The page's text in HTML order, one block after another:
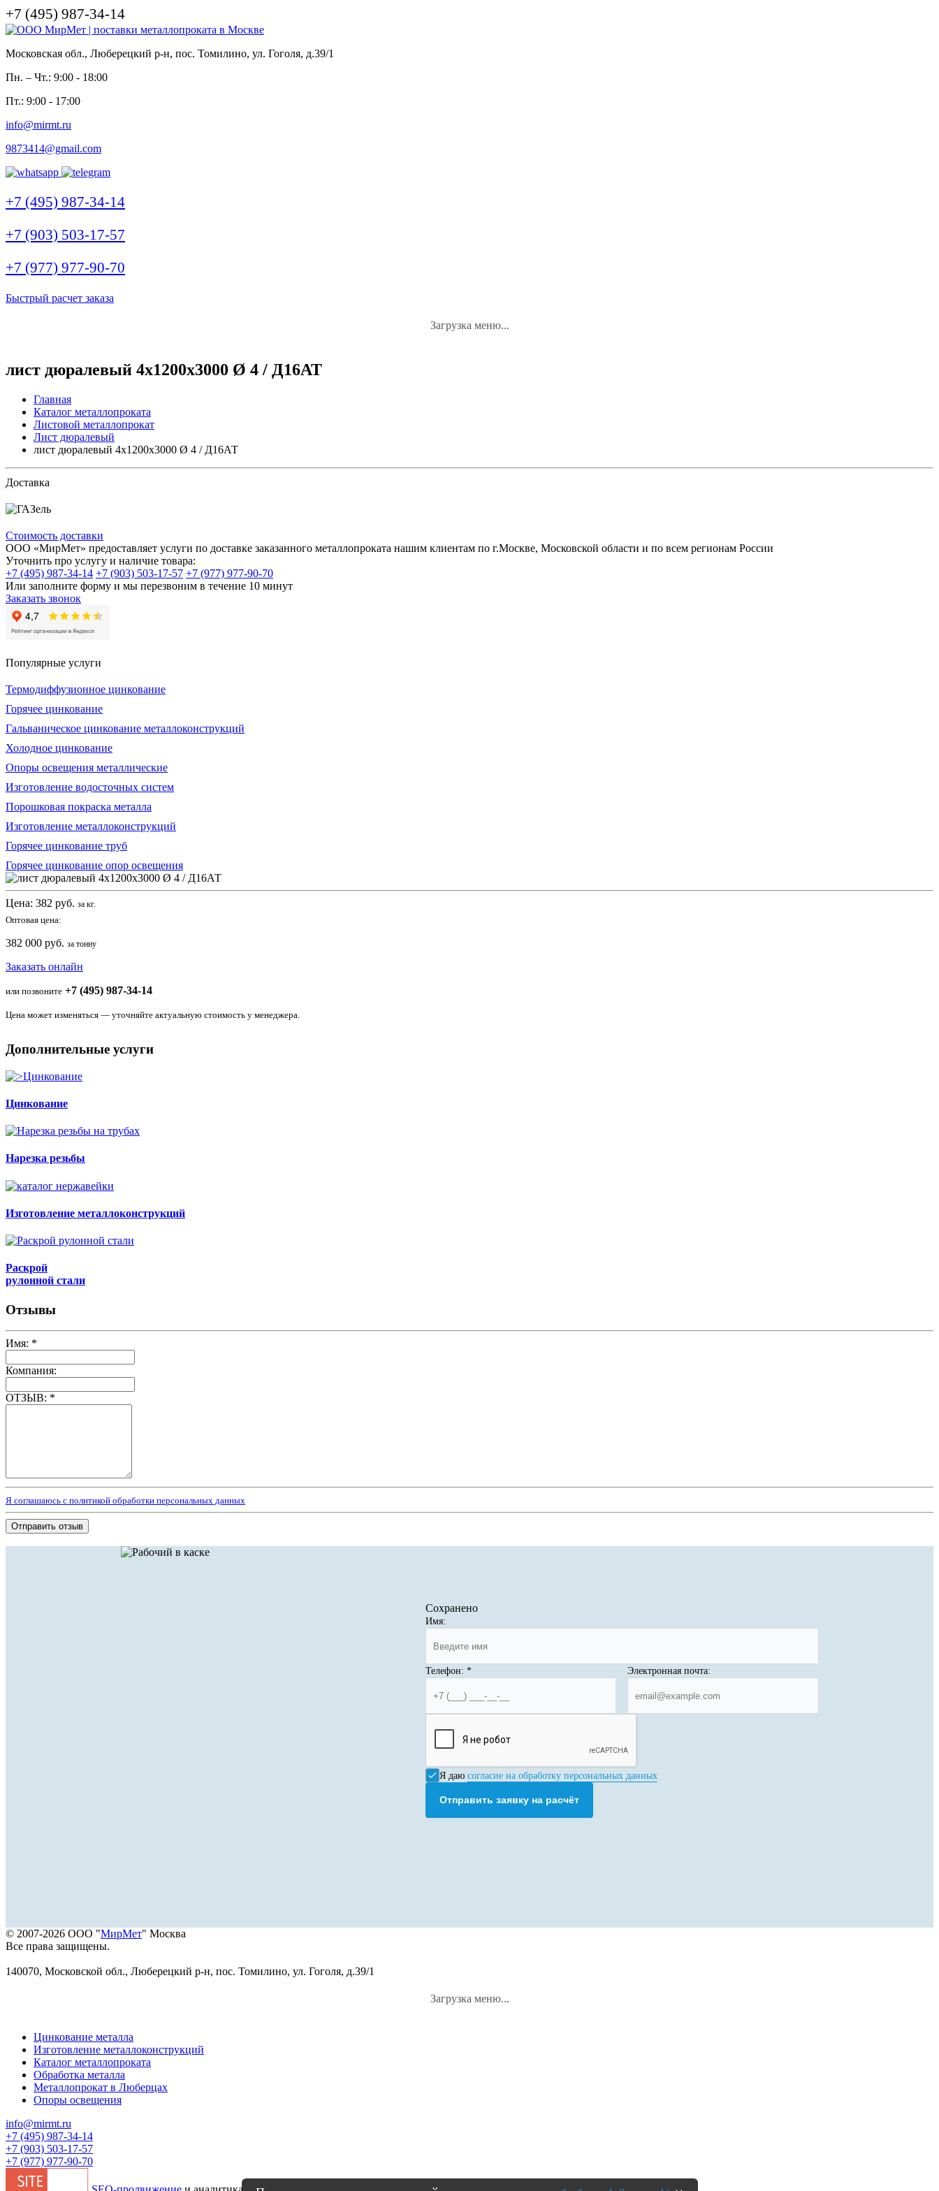
+7 (495) 987-34-14
Московская обл., Люберецкий р-н, пос. Томилино, ул. Гоголя, д.39/1
Пн. – Чт.: 9:00 - 18:00
Пт.: 9:00 - 17:00
info@mirmt.ru
9873414@gmail.com
+7 (495) 987-34-14
+7 (903) 503-17-57
+7 (977) 977-90-70
Быстрый расчет заказа
Загрузка меню...
лист дюралевый 4x1200x3000 Ø 4 / Д16АТ
Главная
Каталог металлопроката
Листовой металлопрокат
Лист дюралевый
лист дюралевый 4x1200x3000 Ø 4 / Д16АТ
Доставка
Стоимость доставки
ООО «МирМет» предоставляет услуги по доставке заказанного металлопроката нашим клиентам по г.Москве, Московской области и по всем регионам России
Уточнить про услугу и наличие товара:
+7 (495) 987-34-14 +7 (903) 503-17-57 +7 (977) 977-90-70
Или заполните форму и мы перезвоним в течение 10 минут
Заказать звонок
Популярные услуги
Термодиффузионное цинкование
Горячее цинкование
Гальваническое цинкование металлоконструкций
Холодное цинкование
Опоры освещения металлические
Изготовление водосточных систем
Порошковая покраска металла
Изготовление металлоконструкций
Горячее цинкование труб
Горячее цинкование опор освещения
Цена: 382 руб. за кг.
Оптовая цена:
382 000 руб. за тонну
Заказать онлайн
или позвоните +7 (495) 987-34-14
Цена может изменяться — уточняйте актуальную стоимость у менеджера.
Дополнительные услуги
Цинкование
Нарезка резьбы
Изготовление металлоконструкций
Раскрой
рулонной стали
Отзывы
Имя: *
Компания:
ОТЗЫВ: *
Я соглашаюсь с политикой обработки персональных данных
Отправить отзыв
Сохранено
Имя:
Телефон: * Электронная почта:
Я даю согласие на обработку персональных данных
Отправить заявку на расчёт
© 2007-2026 ООО "МирМет" Москва
Все права защищены.
140070, Московской обл., Люберецкий р-н, пос. Томилино, ул. Гоголя, д.39/1
Загрузка меню...
Цинкование металла
Изготовление металлоконструкций
Каталог металлопроката
Обработка металла
Металлопрокат в Люберцах
Опоры освещения
info@mirmt.ru
+7 (495) 987-34-14
+7 (903) 503-17-57
+7 (977) 977-90-70